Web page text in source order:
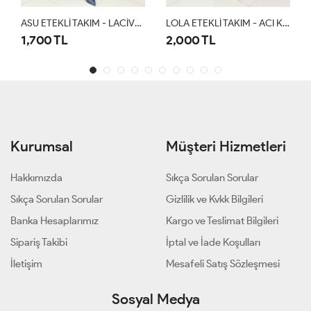
ASU ETEKLİ TAKIM - LACİVERT
TL
LOLA ETEKLİ TAKIM - ACI KAHVE
2,000 TL
Kurumsal
Hakkımızda
Sıkça Sorulan Sorular
Banka Hesaplarımız
Sipariş Takibi
İletişim
Müşteri Hizmetleri
Sıkça Sorulan Sorular
Gizlilik ve Kvkk Bilgileri
Kargo ve Teslimat Bilgileri
İptal ve İade Koşulları
Mesafeli Satış Sözleşmesi
Sosyal Medya